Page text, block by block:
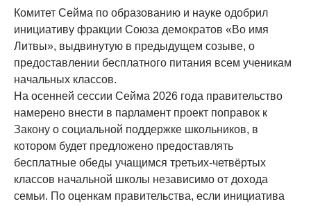
Комитет Сейма по образованию и науке одобрил
инициативу фракции Союза демократов «Во имя
Литвы», выдвинутую в предыдущем созыве, о
предоставлении бесплатного питания всем ученикам
начальных классов.
На осенней сессии Сейма 2026 года правительство
намерено внести в парламент проект поправок к
Закону о социальной поддержке школьников, в
котором будет предложено предоставлять
бесплатные обеды учащимся третьих-четвёртых
классов начальной школы независимо от дохода
семьи. По оценкам правительства, если инициатива